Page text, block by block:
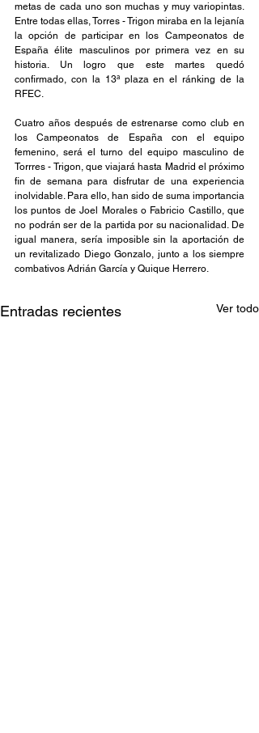
metas de cada uno son muchas y muy variopintas.
Entre todas ellas, Torres - Trigon miraba en la lejanía
la opción de participar en los Campeonatos de
España élite masculinos por primera vez en su
historia. Un logro que este martes quedó
confirmado, con la 13ª plaza en el ránking de la
RFEC.
Cuatro años después de estrenarse como club en
los Campeonatos de España con el equipo
femenino, será el turno del equipo masculino de
Torrres - Trigon, que viajará hasta Madrid el próximo
fin de semana para disfrutar de una experiencia
inolvidable. Para ello, han sido de suma importancia
los puntos de Joel Morales o Fabricio Castillo, que
no podrán ser de la partida por su nacionalidad. De
igual manera, sería imposible sin la aportación de
un revitalizado Diego Gonzalo, junto a los siempre
combativos Adrián García y Quique Herrero.
Entradas recientes Ver todo